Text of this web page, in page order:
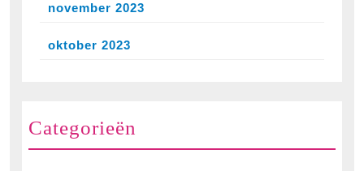
november 2023
oktober 2023
Categorieën